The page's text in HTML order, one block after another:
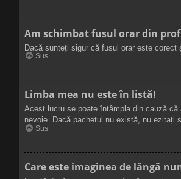
Am schimbat fusul orar din
Dacă sunteți sigur că fusul orar este
Sus
Limba mea nu este în listă!
Acest lucru se poate întâmpla din cauză
nevoie. Dacă pachetul nu există, nu ezitați
Sus
Care este imaginea de lângă